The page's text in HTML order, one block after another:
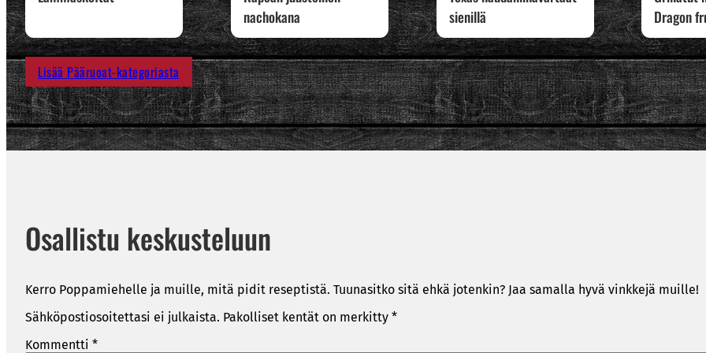
nachokana
sienillä
Dragon
Lisää Pääruoat-kategoriasta
Osallistu keskusteluun
Kerro Poppamiehelle ja muille, mitä pidit reseptistä. Tuunasitko sitä ehkä jotenkin? Jaa samalla hyvä vinkkejä muille!
Sähköpostiosoitettasi ei julkaista. Pakolliset kentät on merkitty *
Kommentti *